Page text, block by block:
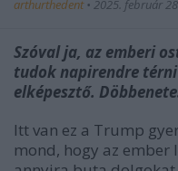
arthurthedent • 2025. február 28.
Szóval ja, az emberi
tudok napirendre
elképesztő.
Itt van ez a Trump
mond, hogy az